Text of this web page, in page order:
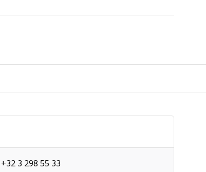
+32 3 298 55 33